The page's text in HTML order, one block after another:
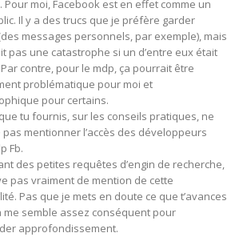
Pour moi, Facebook est en effet comme un
Il y a des trucs que je préfère garder
messages personnels, par exemple), mais
pas une catastrophe si un d’entre eux était
contre, pour le mdp, ça pourrait être
problématique pour moi et
pour certains.
tu fournis, sur les conseils pratiques, ne
pas mentionner l’accès des développeurs
Fb.
des petites requêtes d’engin de recherche,
pas vraiment de mention de cette
Pas que je mets en doute ce que t’avances
me semble assez conséquent pour
approfondissement.